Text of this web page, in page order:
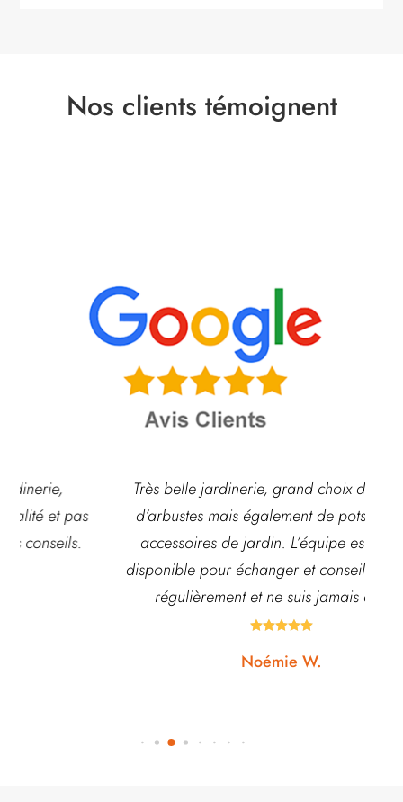
Nos clients témoignent
Très belle jardinerie, grand choix de fleurs et
d’arbustes mais également de pots ou autre
accessoires de jardin. L’équipe est souvent
disponible pour échanger et conseiller. J’y vais
régulièrement et ne suis jamais déçue.